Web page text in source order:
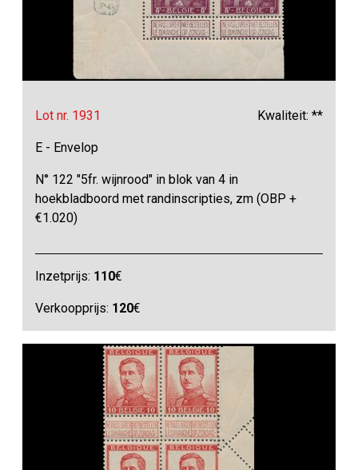
Lot nr. 1931 Kwaliteit: **
E - Envelop
N° 122 "5fr. wijnrood" in blok van 4 in
hoekbladboord met randinscripties, zm (OBP +
€1.020)
Inzetprijs: 110€
Verkoopprijs: 120€